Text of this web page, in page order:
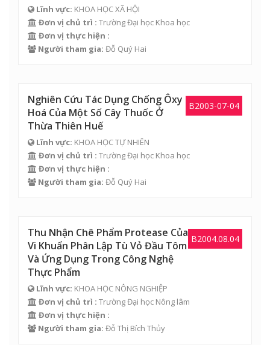
Lĩnh vực: KHOA HỌC XÃ HỘI
Đơn vị chủ trì : Trường Đại học Khoa học
Đơn vị thực hiện :
Người tham gia: Đỗ Quý Hai
B2003-07-04
Nghiên Cứu Tác Dụng Chống Ôxy
Hoá Của Một Số Cây Thuốc Ở
Thừa Thiên Huế
Lĩnh vực: KHOA HỌC TỰ NHIÊN
Đơn vị chủ trì : Trường Đại học Khoa học
Đơn vị thực hiện :
Người tham gia: Đỗ Quý Hai
B2004.08.04
Thu Nhận Chê Phẩm Protease Của
Vi Khuẩn Phân Lập Tù Vỏ Đầu Tôm
Và Ứng Dụng Trong Công Nghệ
Thực Phẩm
Lĩnh vực: KHOA HỌC NÔNG NGHIỆP
Đơn vị chủ trì : Trường Đại học Nông lâm
Đơn vị thực hiện :
Người tham gia: Đỗ Thị Bích Thủy